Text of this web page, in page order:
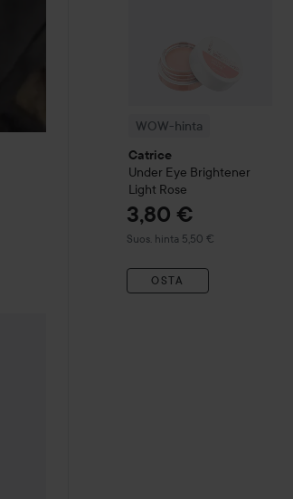
WOW-hinta
Catrice
Under Eye Brightener
Light Rose
3,80 €
Suos. hinta 5,50 €
Suositeltu hinta 5,50 €
OSTA